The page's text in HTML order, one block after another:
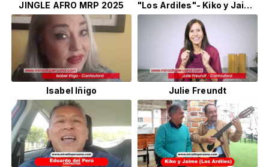
JINGLE AFRO MRP 2025 "Los Ardiles"- Kiko y Jaime
Isabel Iñigo Julie Freundt